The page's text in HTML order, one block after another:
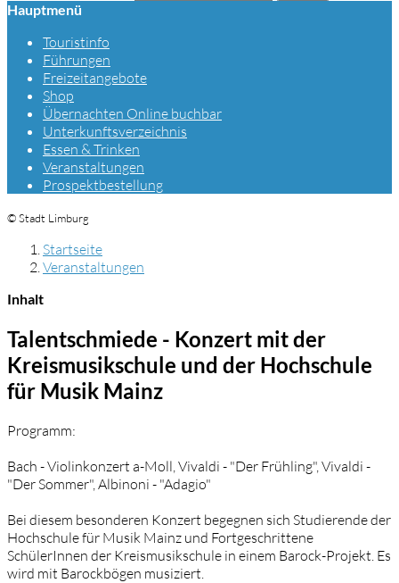
Hauptmenü
Touristinfo
Führungen
Freizeitangebote
Shop
Übernachten Online buchbar
Unterkunftsverzeichnis
Essen & Trinken
Veranstaltungen
Prospektbestellung
© Stadt Limburg
Startseite
Veranstaltungen
Inhalt
Talentschmiede - Konzert mit der
Kreismusikschule und der Hochschule
für Musik Mainz
Programm:
Bach - Violinkonzert a-Moll, Vivaldi - "Der Frühling", Vivaldi -
"Der Sommer", Albinoni - "Adagio"
Bei diesem besonderen Konzert begegnen sich Studierende der
Hochschule für Musik Mainz und Fortgeschrittene
SchülerInnen der Kreismusikschule in einem Barock-Projekt. Es
wird mit Barockbögen musiziert.